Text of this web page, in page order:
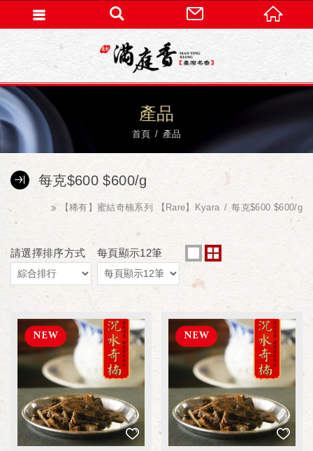
產品
首頁 產品
每克$600 $600/g
【稀有】蜜結奇楠系列 【Rare】Kyara 每克$600 $600/g
請選擇排序方式 每頁顯示12筆